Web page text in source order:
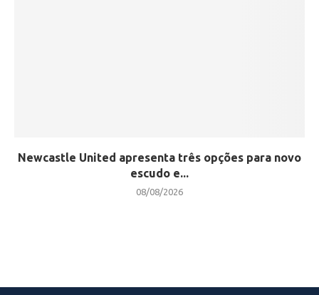
Newcastle United apresenta três opções para novo
escudo e...
08/08/2026